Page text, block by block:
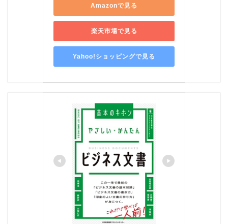
Amazonで見る
楽天市場で見る
Yahoo!ショッピングで見る